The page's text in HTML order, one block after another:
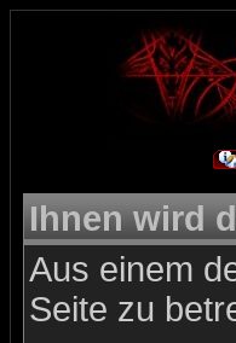
Ihnen wird
Aus einem
Seite zu